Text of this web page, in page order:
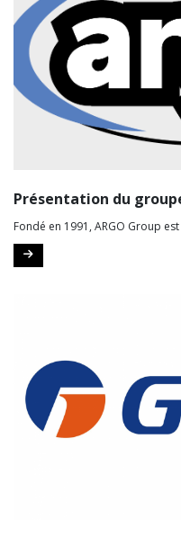
Présentation du
Fondé en 1991, ARGO Group